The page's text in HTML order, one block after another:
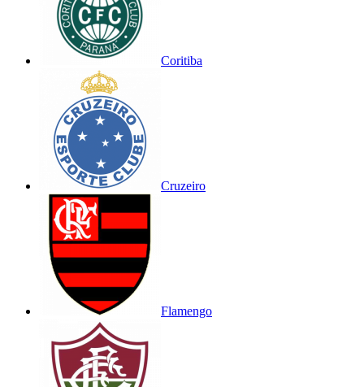
Coritiba
Cruzeiro
Flamengo